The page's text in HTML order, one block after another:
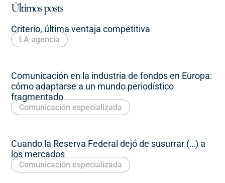
Últimos posts
Criterio, última ventaja competitiva
LA agencia
Comunicación en la industria de fondos en Europa:
cómo adaptarse a un mundo periodístico
fragmentado
Comunicación especializada
Cuando la Reserva Federal dejó de susurrar (…) a
los mercados
Comunicación especializada